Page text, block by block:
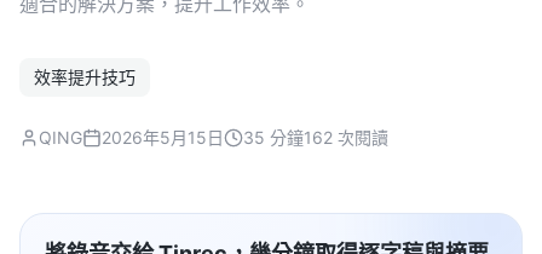
效率提升技巧
QING 2026年5月15日 35 分鐘162 次閱讀